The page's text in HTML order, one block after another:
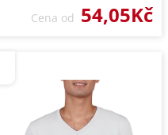
Cena od 54,05Kč